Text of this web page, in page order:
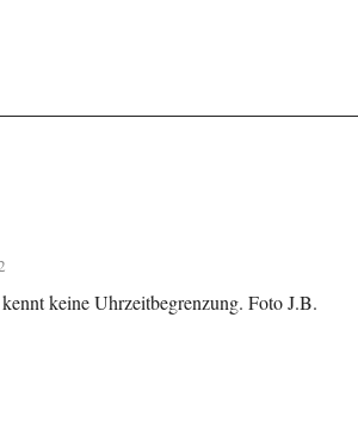
keine Uhrzeitbegrenzung. Foto J.B.